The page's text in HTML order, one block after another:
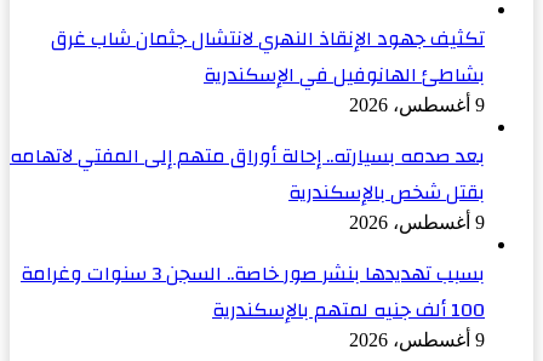
تكثيف جهود الإنقاذ النهري لانتشال جثمان شاب غرق
بشاطئ الهانوفيل في الإسكندرية
9 أغسطس، 2026
بعد صدمه بسيارته.. إحالة أوراق متهم إلى المفتي لاتهامه
بقتل شخص بالإسكندرية
9 أغسطس، 2026
بسبب تهديدها بنشر صور خاصة.. السجن 3 سنوات وغرامة
100 ألف جنيه لمتهم بالإسكندرية
9 أغسطس، 2026